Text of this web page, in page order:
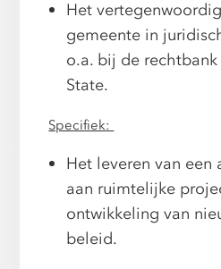
Het
gemeente in
o.a. bij de
State.
Specifiek:
Het leveren van
aan ruimtelijke
ontwikkeling van
beleid.